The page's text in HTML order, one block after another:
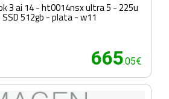
3 ai 14 - ht0014nsx ultra 5 - 225u
14 pulgadas - 8gb - SSD 512gb - plata - w11
665.05€